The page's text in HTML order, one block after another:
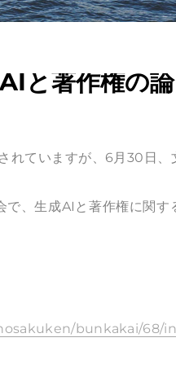
と著作権の
ていますが、6月30日
、生成AIと著作権に関す
bunkakai/68/